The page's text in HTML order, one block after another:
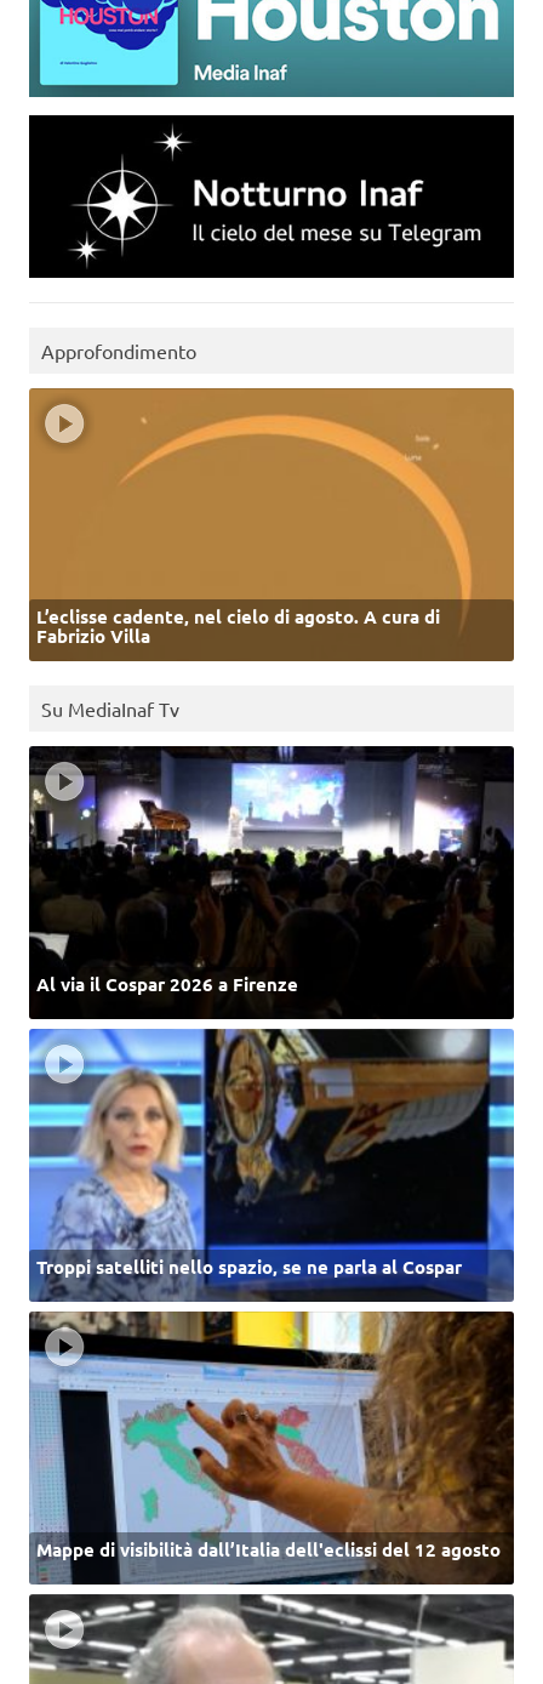
Approfondimento
L’eclisse cadente, nel cielo di agosto. A cura di
Fabrizio Villa
Su MediaInaf Tv
Al via il Cospar 2026 a Firenze
Troppi satelliti nello spazio, se ne parla al Cospar
Mappe di visibilità dall’Italia dell'eclissi del 12 agosto